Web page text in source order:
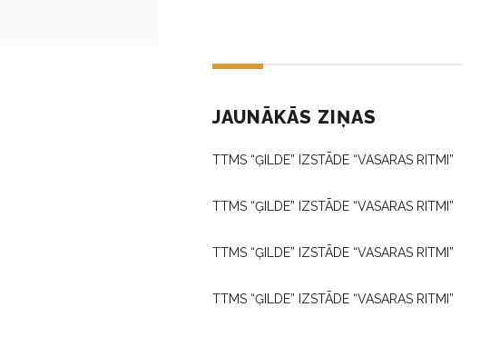
JAUNĀKĀS ZIŅAS
TTMS “ĢILDE” IZSTĀDE “VASARAS RITMI”
TTMS “ĢILDE” IZSTĀDE “VASARAS RITMI”
TTMS “ĢILDE” IZSTĀDE “VASARAS RITMI”
TTMS “ĢILDE” IZSTĀDE “VASARAS RITMI”